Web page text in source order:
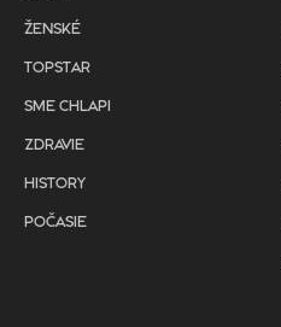
ŽENSKÉ
TOPSTAR
SME CHLAPI
ZDRAVIE
HISTORY
POČASIE